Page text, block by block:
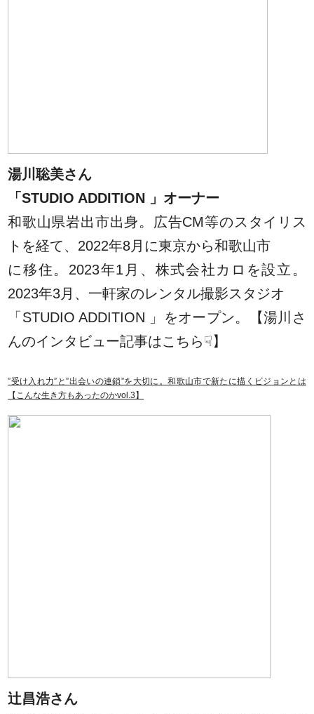
湯川聡美さん
「STUDIO ADDITION 」オーナー
和歌⼭県岩出市出⾝。広告CM等のスタイリス
トを経て、2022年8⽉に東京から和歌⼭市
に移住。2023年1⽉、株式会社カロを設⽴。
2023年3⽉、⼀軒家のレンタル撮影スタジオ
「STUDIO ADDITION 」をオープン。【湯川さ
んのインタビュー記事はこちら☟】
”受け入れ力”と”出会いの連鎖”を大切に。和歌山市で新たに描くビジョンとは
【こんな生き方もあったのかvol.3】
辻昌浩さん